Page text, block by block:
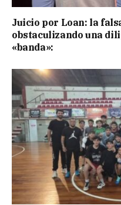
Juicio por Loan: la
obstaculizando una
«banda»: